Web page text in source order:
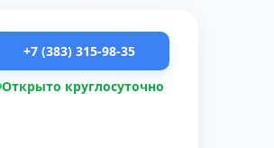
+7 (383) 315-98-35
Открыто круглосуточно